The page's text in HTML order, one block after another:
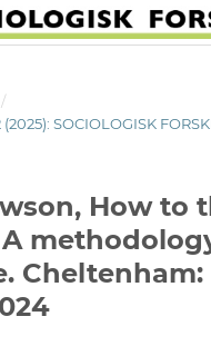
/
(2025): SOCIOLOGISK
How to
Cheltenham: